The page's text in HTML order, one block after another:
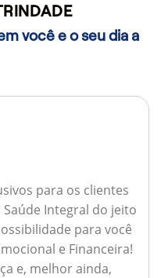
você e o seu dia a
para os clientes
Integral do jeito
para você
e Financeira!
e, melhor ainda,